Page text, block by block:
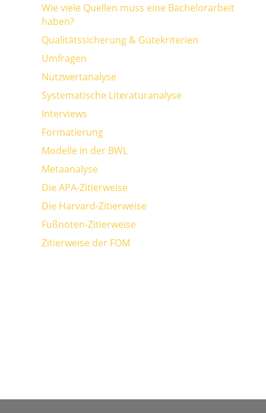
Wie viele Quellen muss eine Bachelorarbeit
haben?
Qualitätssicherung & Gütekriterien
Umfragen
Nutzwertanalyse
Systematische Literaturanalyse
Interviews
Formatierung
Modelle in der BWL
Metaanalyse
Die APA-Zitierweise
Die Harvard-Zitierweise
Fußnoten-Zitierweise
Zitierweise der FOM